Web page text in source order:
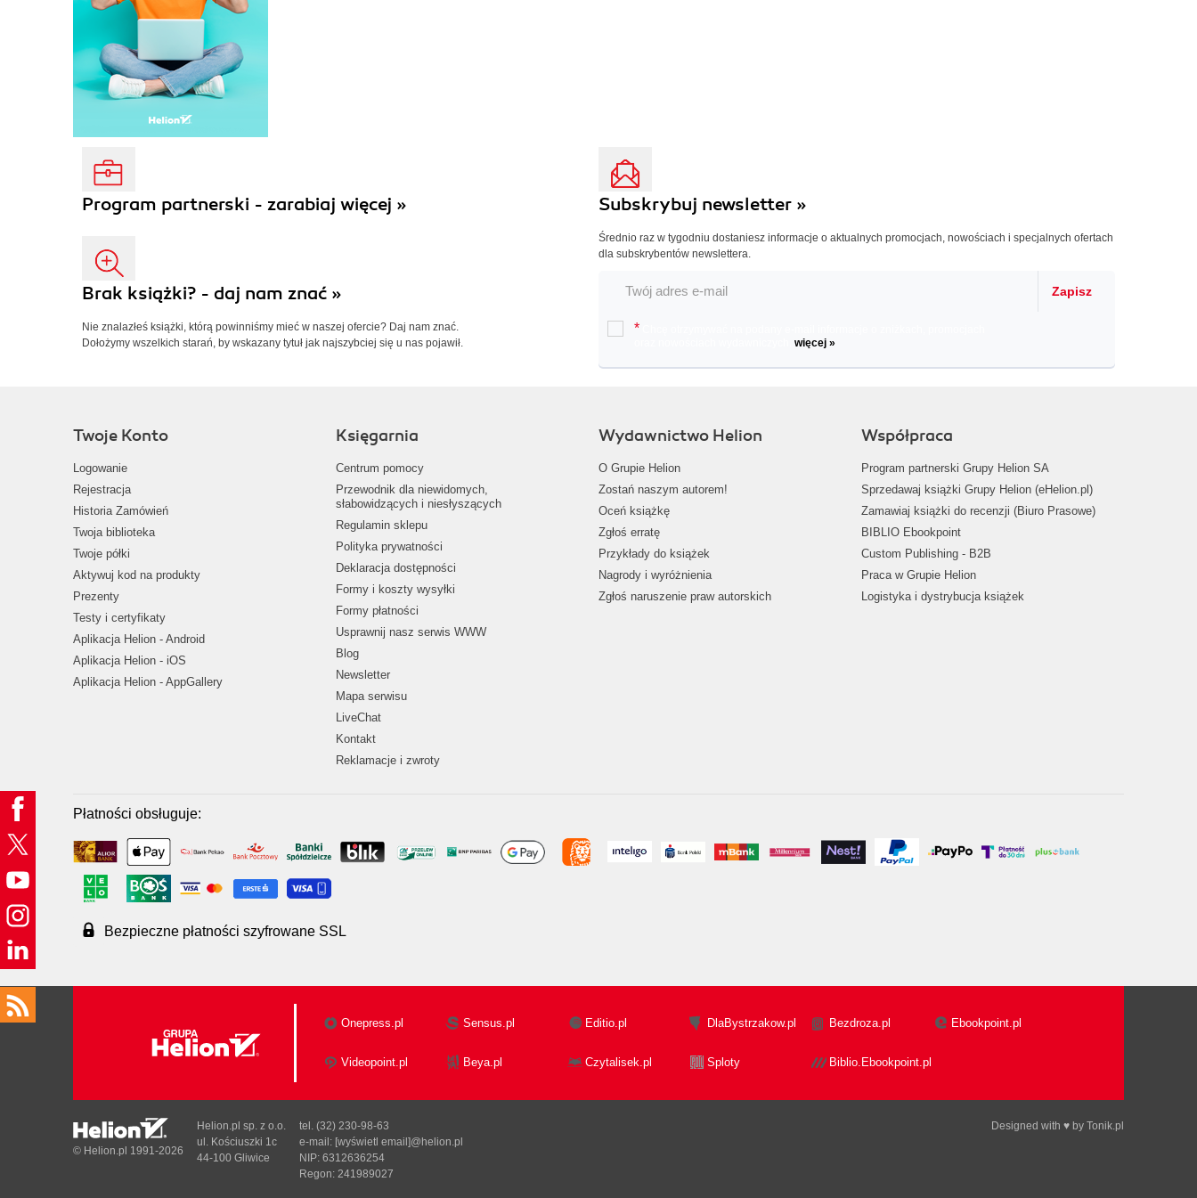
Program partnerski - zarabiaj więcej »
Brak książki? - daj nam znać »
Nie znalazłeś książki, którą powinniśmy mieć w naszej ofercie? Daj nam znać.
Dołożymy wszelkich starań, by wskazany tytuł jak najszybciej się u nas pojawił.
Subskrybuj newsletter »
Średnio raz w tygodniu dostaniesz informacje o aktualnych promocjach, nowościach i specjalnych ofertach
dla subskrybentów newslettera.
Zapisz
*
więcej »
Twoje Konto
Logowanie
Rejestracja
Historia Zamówień
Twoja biblioteka
Twoje półki
Aktywuj kod na produkty
Prezenty
Testy i certyfikaty
Aplikacja Helion - Android
Aplikacja Helion - iOS
Aplikacja Helion - AppGallery
Księgarnia
Centrum pomocy
Przewodnik dla niewidomych,
słabowidzących i niesłyszących
Regulamin sklepu
Polityka prywatności
Deklaracja dostępności
Formy i koszty wysyłki
Formy płatności
Usprawnij nasz serwis WWW
Blog
Newsletter
Mapa serwisu
LiveChat
Kontakt
Reklamacje i zwroty
Wydawnictwo Helion
O Grupie Helion
Zostań naszym autorem!
Oceń książkę
Zgłoś erratę
Przykłady do książek
Nagrody i wyróżnienia
Zgłoś naruszenie praw autorskich
Współpraca
Program partnerski Grupy Helion SA
Sprzedawaj książki Grupy Helion (eHelion.pl)
Zamawiaj książki do recenzji (Biuro Prasowe)
BIBLIO Ebookpoint
Custom Publishing - B2B
Praca w Grupie Helion
Logistyka i dystrybucja książek
Płatności obsługuje:
Bezpieczne płatności szyfrowane SSL
Onepress.pl Sensus.pl Editio.pl DlaBystrzakow.pl Bezdroza.pl Ebookpoint.pl
Videopoint.pl Beya.pl Czytalisek.pl Sploty Biblio.Ebookpoint.pl
Designed with ♥ by Tonik.pl
© Helion.pl 1991-2026
Helion.pl sp. z o.o.
ul. Kościuszki 1c
44-100 Gliwice
tel. (32) 230-98-63
e-mail: [wyświetl email]@helion.pl
NIP: 6312636254
Regon: 241989027